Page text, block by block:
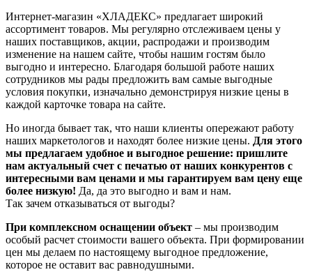
Интернет-магазин «ХЛАДЕКС» предлагает широкий
ассортимент товаров. Мы регулярно отслеживаем цены у
наших поставщиков, акции, распродажи и производим
изменение на нашем сайте, чтобы нашим гостям было
выгодно и интересно. Благодаря большой работе наших
сотрудников мы рады предложить вам самые выгодные
условия покупки, изначально демонстрируя низкие цены в
каждой карточке товара на сайте.
Но иногда бывает так, что наши клиенты опережают работу
наших маркетологов и находят более низкие цены. Для этого
мы предлагаем удобное и выгодное решение: пришлите
нам актуальный счет с печатью от наших конкурентов с
интересными вам ценами и мы гарантируем вам цену еще
более низкую! Да, да это выгодно и вам и нам.
Так зачем отказываться от выгоды?
При комплексном оснащении объект – мы производим
особый расчет стоимости вашего объекта. При формировании
цен мы делаем по настоящему выгодное предложение,
которое не оставит вас равнодушными.